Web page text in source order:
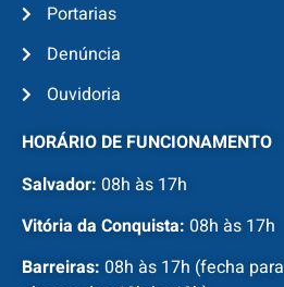
Portarias
Denúncia
Ouvidoria
HORÁRIO DE FUNCIONAMENTO
Salvador: 08h às 17h
Vitória da Conquista: 08h às 17h
Barreiras: 08h às 17h (fecha para